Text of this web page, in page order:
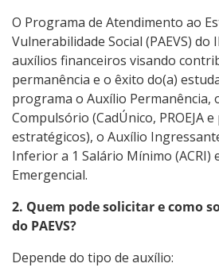
O Programa de Atendimento ao
Vulnerabilidade Social (PAEVS) do
auxílios financeiros visando
permanência e o êxito do(a)
programa o Auxílio Permanência,
Compulsório (CadÚnico, PROEJA
estratégicos), o Auxílio
Inferior a 1 Salário Mínimo (ACRI)
Emergencial.
2. Quem pode solicitar e como
do PAEVS?
Depende do tipo de auxílio: